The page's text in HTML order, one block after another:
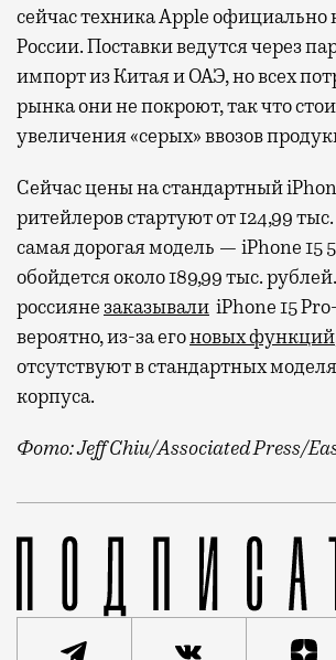
сейчас техника Apple официально
России. Поставки ведутся через
импорт из Китая и ОАЭ, но всех
рынка они не покроют, так что
увеличения «серых» ввозов
Сейчас цены на стандартный
ритейлеров стартуют от 124,99
самая дорогая модель — iPhone 15
обойдется около 189,99 тыс.
россияне заказывали iPhone 15
вероятно, из-за егоновых функций
отсутствуют в стандартных
корпуса.
Фото: Jeff Chiu/Associated Press/
В былые времена за пару дней до